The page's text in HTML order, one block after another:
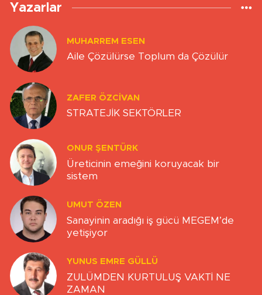
Yazarlar
MUHARREM ESEN
Aile Çözülürse Toplum da Çözülür
ZAFER ÖZCIVAN
STRATEJİK SEKTÖRLER
ONUR ŞENTÜRK
Üreticinin emeğini koruyacak bir
sistem
UMUT ÖZEN
Sanayinin aradığı iş gücü MEGEM’de
yetişiyor
YUNUS EMRE GÜLLÜ
ZULÜMDEN KURTULUŞ VAKTİ NE
ZAMAN